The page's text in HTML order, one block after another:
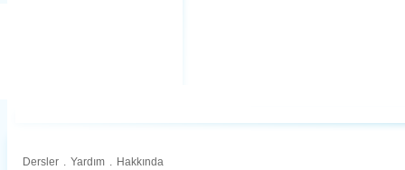
Dersler . Yardım . Hakkında